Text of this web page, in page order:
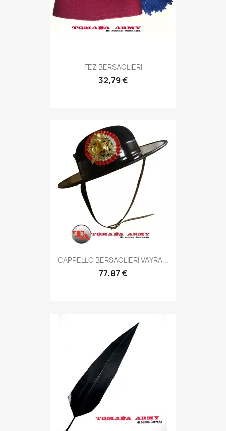
 Anteprima
FEZ BERSAGLIERI
32,79 €
Anteprima
CAPPELLO BERSAGLIERI VAYRA...
77,87 €